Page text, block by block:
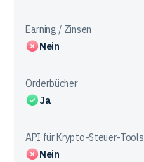
Earning / Zinsen
Nein
Orderbücher
Ja
API für Krypto-Steuer-Tools
Nein